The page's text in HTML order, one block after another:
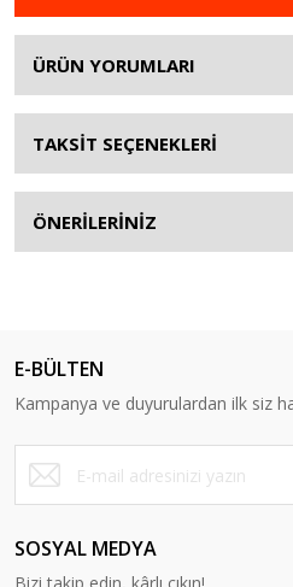
ÜRÜN YORUMLARI
TAKSİT SEÇENEKLERİ
ÖNERİLERİNİZ
E-BÜLTEN
Kampanya ve duyurulardan ilk siz
SOSYAL MEDYA